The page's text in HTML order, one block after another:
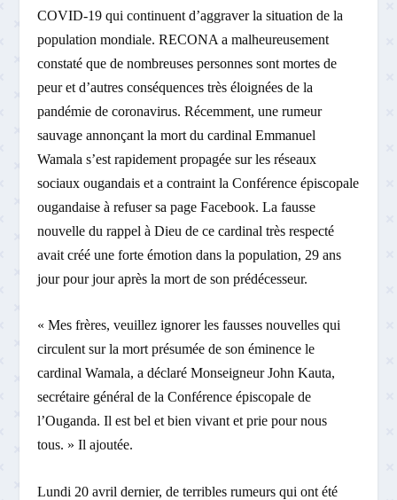
COVID-19 qui continuent d’aggraver la situation de la
population mondiale. RECONA a malheureusement
constaté que de nombreuses personnes sont mortes de
peur et d’autres conséquences très éloignées de la
pandémie de coronavirus. Récemment, une rumeur
sauvage annonçant la mort du cardinal Emmanuel
Wamala s’est rapidement propagée sur les réseaux
sociaux ougandais et a contraint la Conférence épiscopale
ougandaise à refuser sa page Facebook. La fausse
nouvelle du rappel à Dieu de ce cardinal très respecté
avait créé une forte émotion dans la population, 29 ans
jour pour jour après la mort de son prédécesseur.
« Mes frères, veuillez ignorer les fausses nouvelles qui
circulent sur la mort présumée de son éminence le
cardinal Wamala, a déclaré Monseigneur John Kauta,
secrétaire général de la Conférence épiscopale de
l’Ouganda. Il est bel et bien vivant et prie pour nous
tous. » Il ajoutée.
Lundi 20 avril dernier, de terribles rumeurs qui ont été